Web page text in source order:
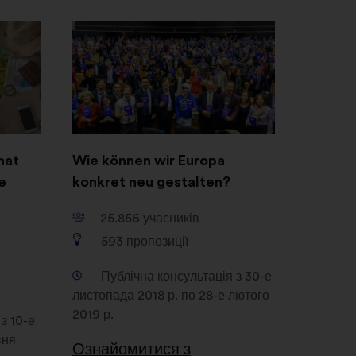
10-е
Wie können wir Europa
konkret neu gestalten?
25.856 учасників
593 пропозиції
Публічна консультація з 30-е
листопада 2018 р. по 28-е лютого
2019 р.
Ознайомитися з
Відкрити
в
новій
вкладці